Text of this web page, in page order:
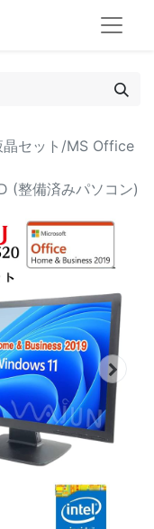
セット/MS Office
(整備済みパソコン)